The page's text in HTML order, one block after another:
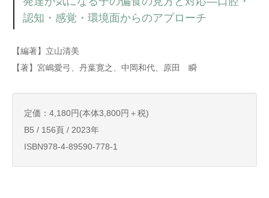
認知・感覚・環境面からのアプローチ
【編著】立山清美
【著】宮嶋愛弓、丹葉寛之、中岡和代、原田 瞬
定価：4,180円(本体3,800円＋税)
B5 / 156頁 / 2023年
ISBN978-4-89590-778-1